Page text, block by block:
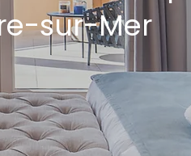
sur-Mer